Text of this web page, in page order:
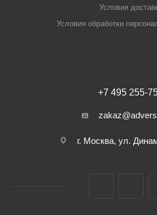
Условия
Условия обработки
+7 495 255-
г. Москва, ул.